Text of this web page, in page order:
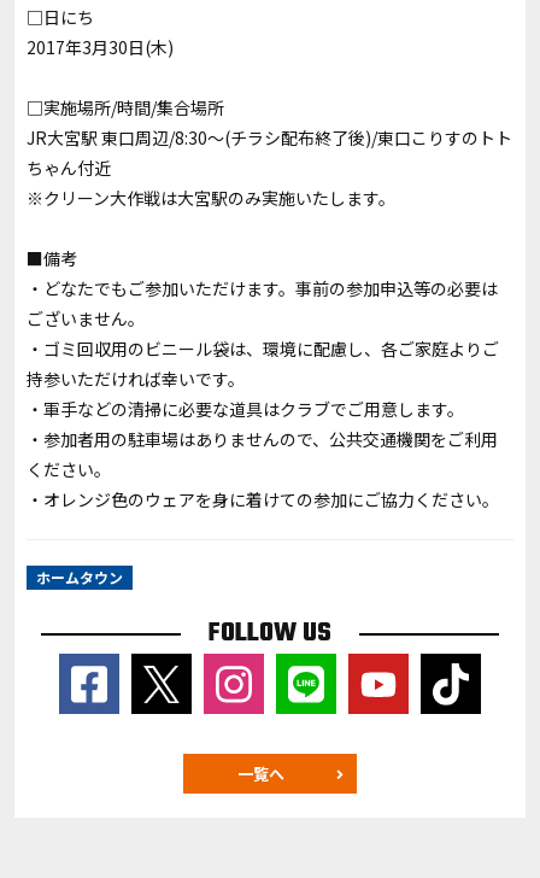
□日にち
2017年3月30日(木)
□実施場所/時間/集合場所
JR大宮駅 東口周辺/8:30～(チラシ配布終了後)/東口こりすのトト
ちゃん付近
※クリーン大作戦は大宮駅のみ実施いたします。
■備考
・どなたでもご参加いただけます。事前の参加申込等の必要は
ございません。
・ゴミ回収用のビニール袋は、環境に配慮し、各ご家庭よりご
持参いただければ幸いです。
・軍手などの清掃に必要な道具はクラブでご用意します。
・参加者用の駐車場はありませんので、公共交通機関をご利用
ください。
・オレンジ色のウェアを身に着けての参加にご協力ください。
ホームタウン
FOLLOW US
一覧へ